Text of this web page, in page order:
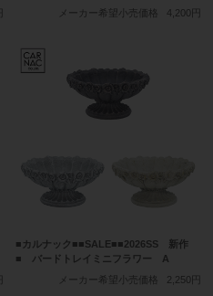
メーカー希望小売価格
4,200円
■カルナック■■SALE■■2026SS 新作
■ バードトレイミニフラワー A
メーカー希望小売価格
2,250円